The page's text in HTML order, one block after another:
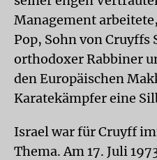
Management
Pop, Sohn von Cruyffs
orthodoxer Rabbiner
den Europäischen
Karatekämpfer eine
Israel war für Cruyff
Thema. Am 17. Juli